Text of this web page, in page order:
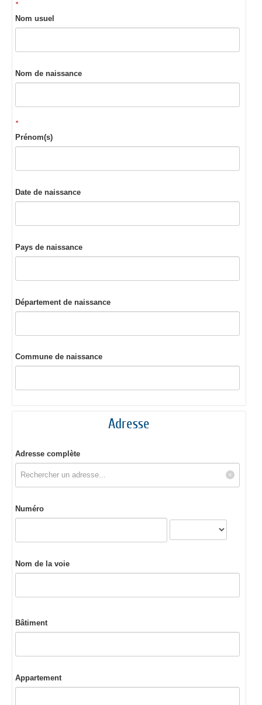
*
Nom usuel
Nom de naissance
*
Prénom(s)
Date de naissance
Pays de naissance
Département de naissance
Commune de naissance
Adresse
Adresse complète
Numéro
Nom de la voie
Bâtiment
Appartement